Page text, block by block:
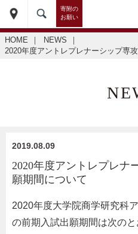
寄附の
お願い
HOME ｜ NEWS
｜
2020年度アントレプレナーシップ専
2019.08.09
2020年度アントレプレナ
願期間について
2020年度大学院商学研究科
の前期入試出願期間は次のと